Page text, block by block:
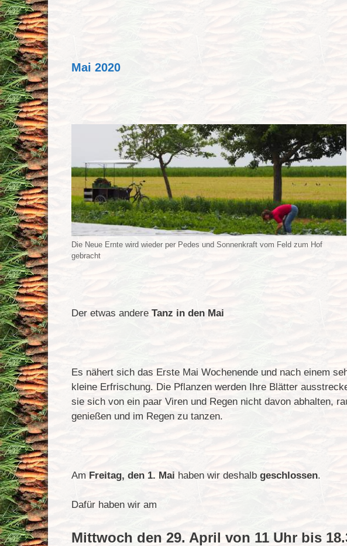
Mai 2020
Die Neue Ernte wird wieder per Pedes und Sonnenkraft vom Feld zum Hof
gebracht
Der etwas andere Tanz in den Mai
Es nähert sich das Erste Mai Wochenende und nach einem
kleine Erfrischung. Die Pflanzen werden Ihre Blätter
sie sich von ein paar Viren und Regen nicht davon abhalten,
genießen und im Regen zu tanzen.
Am Freitag, den 1. Mai haben wir deshalb geschlossen.
Dafür haben wir am
Mittwoch den 29. April von 11 Uhr bis